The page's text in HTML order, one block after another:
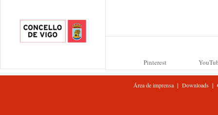
Pinterest
Área de imprensa| Downloads|